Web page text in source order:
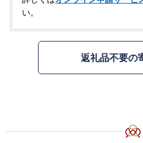
い。
返礼品不要の